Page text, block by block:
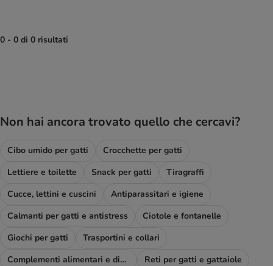
0 - 0 di 0 risultati
Non hai ancora trovato quello che cercavi?
Cibo umido per gatti
Crocchette per gatti
Lettiere e toilette
Snack per gatti
Tiragraffi
Cucce, lettini e cuscini
Antiparassitari e igiene
Calmanti per gatti e antistress
Ciotole e fontanelle
Giochi per gatti
Trasportini e collari
Complementi alimentari e diete
Reti per gatti e gattaiole